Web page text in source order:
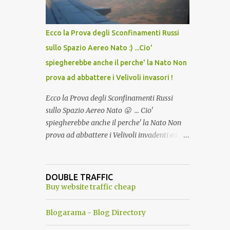
del Capo, era "spettacolare Ghiacciato, ma
andava bene anche, a Temperatura
Ambiente"! Riproponiamo l'articolo per NON
Ecco la Prova degli Sconfinamenti Russi
sullo Spazio Aereo Nato :) ...Cio'
spiegherebbe anche il perche' la Nato Non
prova ad abbattere i Velivoli invasori !
Ecco la Prova degli Sconfinamenti Russi
sullo Spazio Aereo Nato 😛 ... Cio'
spiegherebbe anche il perche' la Nato Non
prova ad abbattere i Velivoli invadenti ed
alcuna notizia di un'invasione dello spazio
aereo NATO da parte di un robot chiamato
ancora una fantasia Nato o forse una "False
DOUBLE TRAFFIC
Buy website traffic cheap
Blogarama - Blog Directory